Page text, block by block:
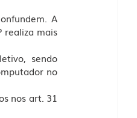
A
realiza mais
sendo
no
nos art. 31